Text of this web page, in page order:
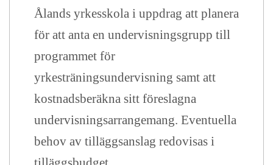
Ålands yrkesskola i uppdrag att planera
för att anta en undervisningsgrupp till
programmet för
yrkesträningsundervisning samt att
kostnadsberäkna sitt föreslagna
undervisningsarrangemang. Eventuella
behov av tilläggsanslag redovisas i